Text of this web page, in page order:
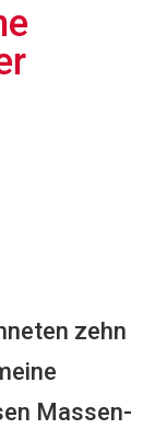
zehn
Massen-